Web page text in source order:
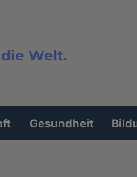
Welt.
Gesundheit